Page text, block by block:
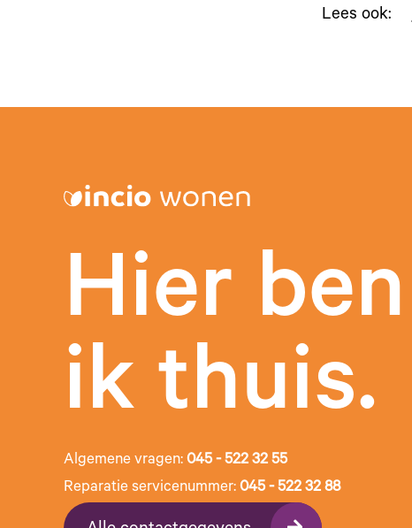
Lees ook:
Hier ben
ik thuis.
Algemene vragen: 045 - 522 32 55
Reparatie servicenummer: 045 - 522 32 88